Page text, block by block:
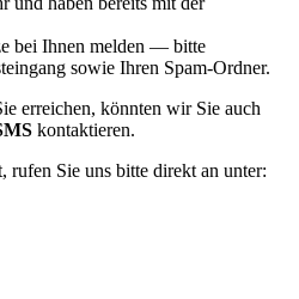
bei Ihnen melden — bitte
sowie Ihren Spam-Ordner.
erreichen, könnten wir Sie auch
kontaktieren.
rufen Sie uns bitte direkt an unter: